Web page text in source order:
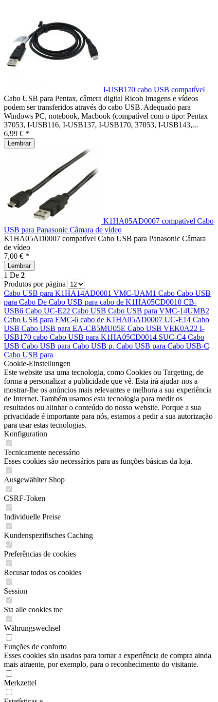
I-USB170 cabo USB compatível
Cabo USB para Pentax, câmera digital Ricoh Imagens e vídeos
podem ser transferidos através do cabo USB. Adequado para
Windows PC, notebook, Macbook (compatível com o tipo: Pentax
37053, I-USB116, I-USB137, I-USB170, 37053, I-USB143,...
6,99 € *
Lembrar
K1HA05AD0007 compatível Cabo
USB para Panasonic Câmara de vídeo
K1HA05AD0007 compatível Cabo USB para Panasonic Câmara
de vídeo
7,00 € *
Lembrar
1 De 2
Produtos por página
Cabo USB para K1HA14AD0001 VMC-UAM1 Cabo Cabo USB
para Cabo De Cabo USB para cabo de K1HA05CD0010 CB-
USB6 Cabo UC-E22 Cabo USB Cabo USB para VMC-14UMB2
Cabo USB para EMC-6 cabo de K1HA05AD0007 UC-E14 Cabo
USB Cabo USB para EA-CB5MU05E Cabo USB VEK0A22 I-
USB170 cabo Cabo USB para K1HA05CD0014 SUC-C4 Cabo
USB Cabo USB para Cabo USB p. Cabo USB para Cabo USB-C
Cabo USB para
Cookie-Einstellungen
Este website usa uma tecnologia, como Cookies ou Targeting, de
forma a personalizar a publicidade que vê. Esta irá ajudar-nos a
mostrar-lhe os anúncios mais relevantes e melhora a sua experiência
de Internet. Também usamos esta tecnologia para medir os
resultados ou alinhar o conteúdo do nosso website. Porque a sua
privacidade é importante para nós, estamos a pedir a sua autorização
para usar estas tecnologias.
Konfiguration
Tecnicamente necessário
Esses cookies são necessários para as funções básicas da loja.
Ausgewählter Shop
CSRF-Token
Individuelle Preise
Kundenspezifisches Caching
Preferências de cookies
Recusar todos os cookies
Session
Sta alle cookies toe
Währungswechsel
Funções de conforto
Esses cookies são usados para tornar a experiência de compra ainda
mais atraente, por exemplo, para o reconhecimento do visitante.
Merkzettel